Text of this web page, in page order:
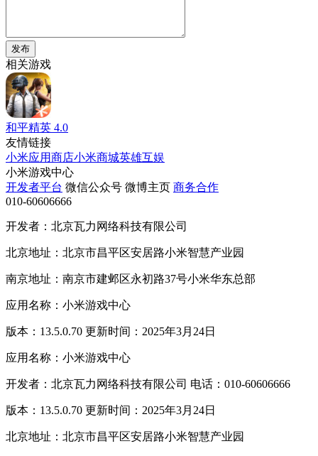
发布
相关游戏
和平精英 4.0
友情链接
小米应用商店小米商城英雄互娱
小米游戏中心
开发者平台 微信公众号 微博主页 商务合作
010-60606666
开发者：北京瓦力网络科技有限公司
北京地址：北京市昌平区安居路小米智慧产业园
南京地址：南京市建邺区永初路37号小米华东总部
应用名称：小米游戏中心
版本：13.5.0.70 更新时间：2025年3月24日
应用名称：小米游戏中心
开发者：北京瓦力网络科技有限公司 电话：010-60606666
版本：13.5.0.70 更新时间：2025年3月24日
北京地址：北京市昌平区安居路小米智慧产业园